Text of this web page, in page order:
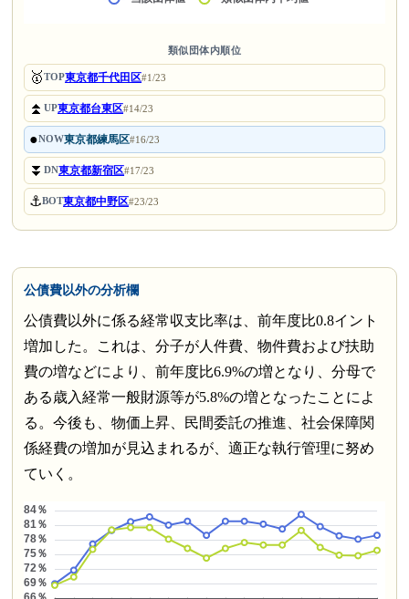
類似団体内順位
🥇TOP東京都千代田区#1/23
⏫UP東京都台東区#14/23
●NOW東京都練馬区#16/23
⏬DN東京都新宿区#17/23
⚓BOT東京都中野区#23/23
公債費以外の分析欄
公債費以外に係る経常収支比率は、前年度比0.8イント
増加した。これは、分子が人件費、物件費および扶助
費の増などにより、前年度比6.9%の増となり、分母で
ある歳入経常一般財源等が5.8%の増となったことによ
る。今後も、物価上昇、民間委託の推進、社会保障関
係経費の増加が見込まれるが、適正な執行管理に努め
ていく。